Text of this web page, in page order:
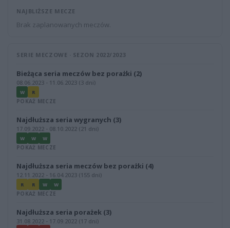
NAJBLIŻSZE MECZE
Brak zaplanowanych meczów.
SERIE MECZOWE · SEZON 2022/2023
Bieżąca seria meczów bez porażki (2)
08.06.2023 - 11.06.2023 (3 dni)
W R
POKAŻ MECZE
Najdłuższa seria wygranych (3)
17.09.2022 - 08.10.2022 (21 dni)
W W W
POKAŻ MECZE
Najdłuższa seria meczów bez porażki (4)
12.11.2022 - 16.04.2023 (155 dni)
R R W W
POKAŻ MECZE
Najdłuższa seria porażek (3)
31.08.2022 - 17.09.2022 (17 dni)